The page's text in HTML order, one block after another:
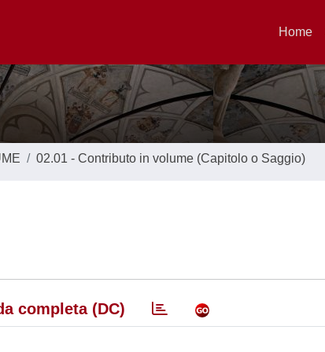
Home
02.01 - Contributo in volume (Capitolo o Saggio)
completa (DC)